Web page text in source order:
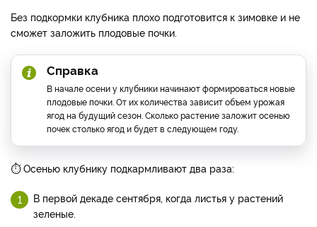
Без подкормки клубника плохо подготовится к зимовке и не
сможет заложить плодовые почки.
Справка
В начале осени у клубники начинают формироваться новые
плодовые почки. От их количества зависит объем урожая
ягод на будущий сезон. Сколько растение заложит осенью
почек столько ягод и будет в следующем году.
⏱ Осенью клубнику подкармливают два раза:
В первой декаде сентября, когда листья у растений
зеленые.